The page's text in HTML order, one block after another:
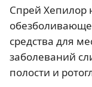
Спрей Хепилор
средства для
заболеваний
полости и